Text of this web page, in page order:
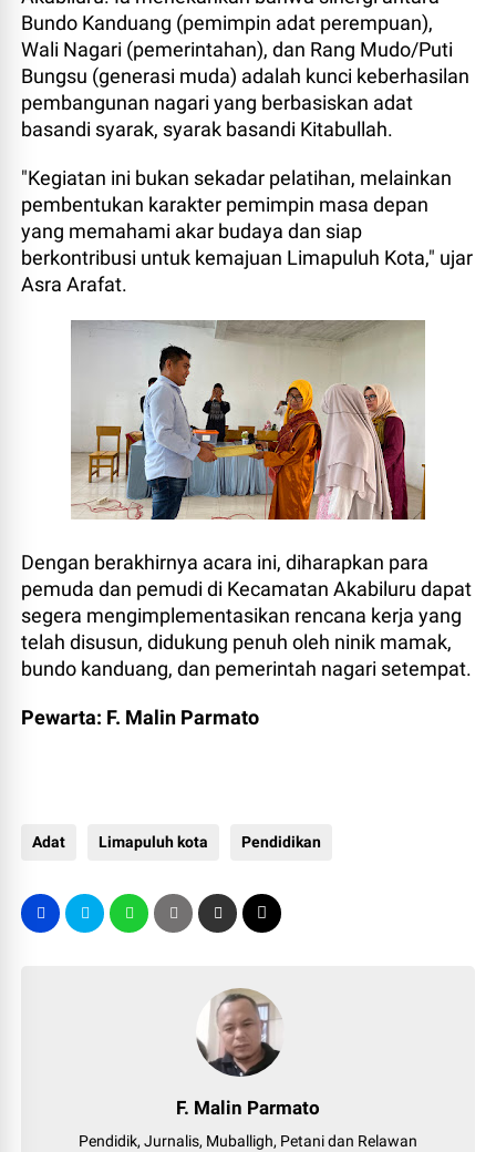
Bundo Kanduang (pemimpin adat perempuan),
Wali Nagari (pemerintahan), dan Rang Mudo/Puti
Bungsu (generasi muda) adalah kunci keberhasilan
pembangunan nagari yang berbasiskan adat
basandi syarak, syarak basandi Kitabullah.
"Kegiatan ini bukan sekadar pelatihan, melainkan
pembentukan karakter pemimpin masa depan
yang memahami akar budaya dan siap
berkontribusi untuk kemajuan Limapuluh Kota," ujar
Asra Arafat.
Dengan berakhirnya acara ini, diharapkan para
pemuda dan pemudi di Kecamatan Akabiluru dapat
segera mengimplementasikan rencana kerja yang
telah disusun, didukung penuh oleh ninik mamak,
bundo kanduang, dan pemerintah nagari setempat.
Pewarta: F. Malin Parmato
Adat Limapuluh kota Pendidikan
F. Malin Parmato
Pendidik, Jurnalis, Muballigh, Petani dan Relawan